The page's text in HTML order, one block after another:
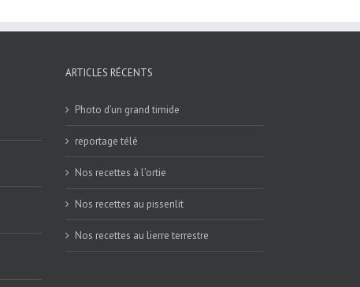
ARTICLES RÉCENTS
Photo d’un grand timide
reportage télé
Nos recettes à l’ortie
Nos recettes au pissenlit
Nos recettes au lierre terrestre